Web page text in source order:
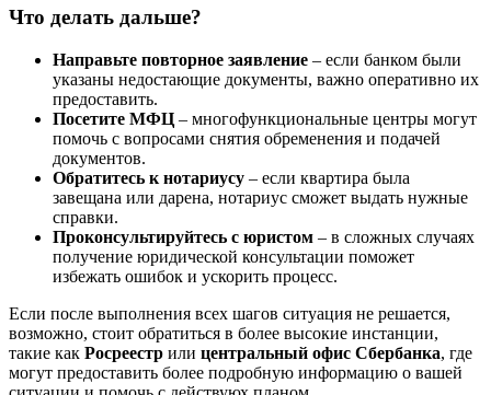
Что делать дальше?
Направьте повторное заявление – если банком были
указаны недостающие документы, важно оперативно их
предоставить.
Посетите МФЦ – многофункциональные центры могут
помочь с вопросами снятия обременения и подачей
документов.
Обратитесь к нотариусу – если квартира была
завещана или дарена, нотариус сможет выдать нужные
справки.
Проконсультируйтесь с юристом – в сложных случаях
получение юридической консультации поможет
избежать ошибок и ускорить процесс.
Если после выполнения всех шагов ситуация не решается,
возможно, стоит обратиться в более высокие инстанции,
такие как Росреестр или центральный офис Сбербанка, где
могут предоставить более подробную информацию о вашей